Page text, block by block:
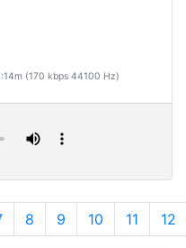
(170 kbps 44100 Hz)
8 9 10 11 12